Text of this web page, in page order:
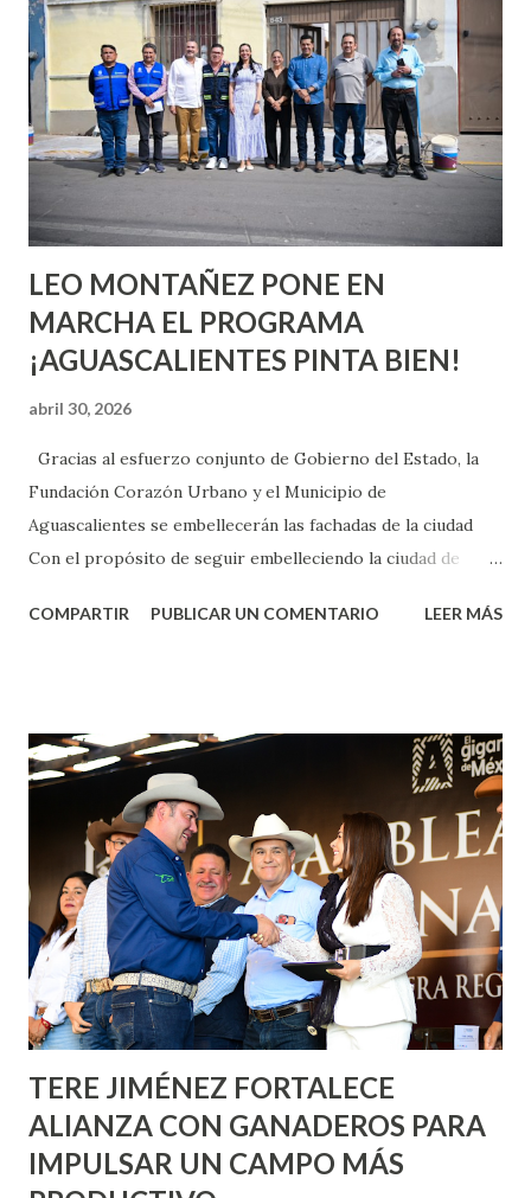
o expertas en el tema. Siempre hay algo nuevo que
aprender y nuevas experiencias que conocer. Si eres una
chica y aún no has tenido relaciones sexuales, tal vez
pienses que el sexo será increíble y no puedas esperar para
experimentarlo, pero como cualquier persona con
experiencia te dirá, siempre es mejor cuando ambas partes
son suficientemen...
LEO MONTAÑEZ PONE EN
MARCHA EL PROGRAMA
¡AGUASCALIENTES PINTA BIEN!
abril 30, 2026
Gracias al esfuerzo conjunto de Gobierno del Estado, la
Fundación Corazón Urbano y el Municipio de
Aguascalientes se embellecerán las fachadas de la ciudad
Con el propósito de seguir embelleciendo la ciudad de
municipal, Leo Montañez dio inicio al programa
Corazón Urbano y el Municipio capital. Leo Montañez
informó que en este programa se usarán cerca de 90 mil
metros cuadrados de pintura, para dar inicio en la calle
Nieto, entre Jesús F. Elizondo y la calle 22 de Octubre, con
lo que se aplicará pintura en 66 casas. Posteriormente se
llevará este programa a Villas de Nuestra Señora de la
Asunción, Avenida Alameda y Decreto 27 de Septiembre, en
los edificios FOVISSSTE Ojo de Agua, en la comunidad
Norias de Paso Hondo y en los edificios de...
COMPARTIR PUBLICAR UN COMENTARIO LEER MÁS
TERE JIMÉNEZ FORTALECE
ALIANZA CON GANADEROS PARA
IMPULSAR UN CAMPO MÁS